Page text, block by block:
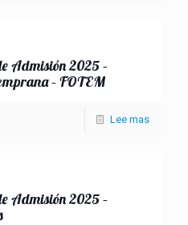
Admisión 2025 –
– FOTEM
Lee mas
Admisión 2025 –